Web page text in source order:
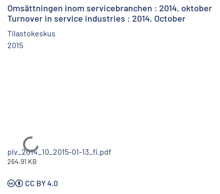
Omsättningen inom servicebranchen : 2014, oktober
Turnover in service industries : 2014, October
Tilastokeskus
2015
Ladataan...
plv_2014_10_2015-01-13_fi.pdf
264.91 KB
CC BY 4.0